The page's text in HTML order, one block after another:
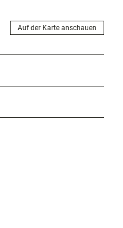
Auf der Karte anschauen